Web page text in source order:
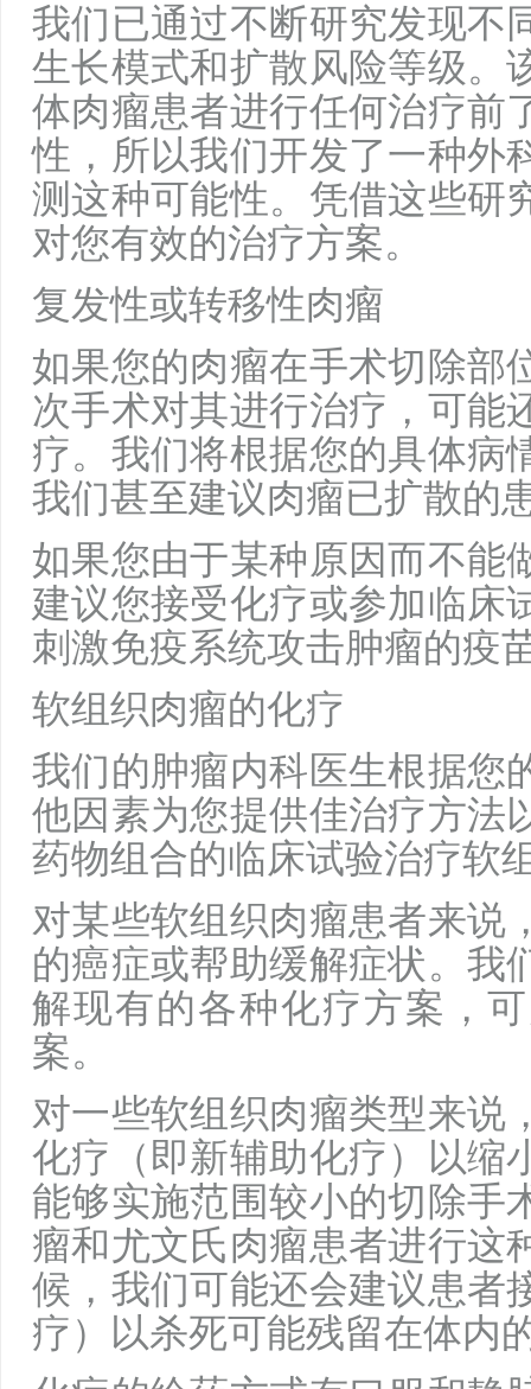
我们已通过不断研究发现不
生长模式和扩散风险等级。
体肉瘤患者进行任何治疗前
性，所以我们开发了一种外
测这种可能性。凭借这些研
对您有效的治疗方案。
复发性或转移性肉瘤
如果您的肉瘤在手术切除部
次手术对其进行治疗，可能
疗。我们将根据您的具体病
我们甚至建议肉瘤已扩散的
如果您由于某种原因而不能
建议您接受化疗或参加临床
刺激免疫系统攻击肿瘤的疫
软组织肉瘤的化疗
我们的肿瘤内科医生根据您
他因素为您提供佳治疗方法
药物组合的临床试验治疗软
对某些软组织肉瘤患者来说
的癌症或帮助缓解症状。我
解现有的各种化疗方案，
案。
对一些软组织肉瘤类型来说
化疗（即新辅助化疗）以缩
能够实施范围较小的切除手
瘤和尤文氏肉瘤患者进行这
候，我们可能还会建议患者
疗）以杀死可能残留在体内